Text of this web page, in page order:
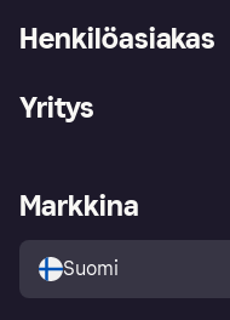
Henkilöasiakas
Kirjaudu sisään
Tutustu kauppoihin
Ostajan turva
Yritys
Kirjaudu sisään yrityksenä
Markkina
Suomi